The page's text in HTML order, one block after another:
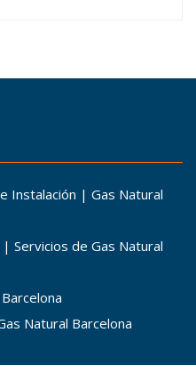
Instalación | Gas Natural
Servicios de Gas Natural
Natural Barcelona